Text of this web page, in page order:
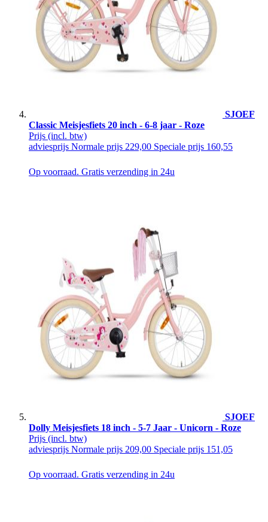
SJOEF
Classic Meisjesfiets 20 inch - 6-8 jaar - Roze
Prijs (incl. btw)
adviesprijs Normale prijs 229,00 Speciale prijs 160,55
Op voorraad. Gratis verzending in 24u
SJOEF
Dolly Meisjesfiets 18 inch - 5-7 Jaar - Unicorn - Roze
Prijs (incl. btw)
adviesprijs Normale prijs 209,00 Speciale prijs 151,05
Op voorraad. Gratis verzending in 24u